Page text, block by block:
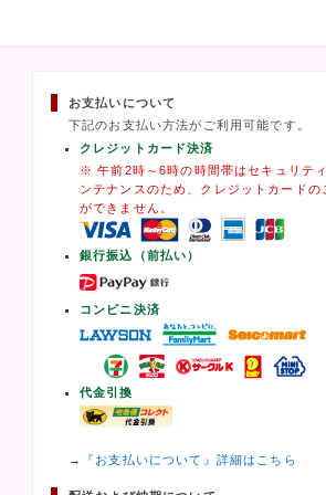
お支払いについて
下記のお支払い方法がご利用可能です。
クレジットカード決済
※ 午前2時～6時の時間帯はセキュリテ
ンテナンスのため、クレジットカードの
ができません。
銀行振込（前払い）
コンビニ決済
代金引換
→ 『お支払いについて』詳細はこちら